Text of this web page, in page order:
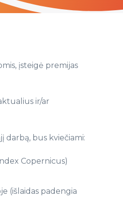
įsteigė premijas
ir/ar
darbą, bus kviečiami:
Copernicus)
(išlaidas padengia